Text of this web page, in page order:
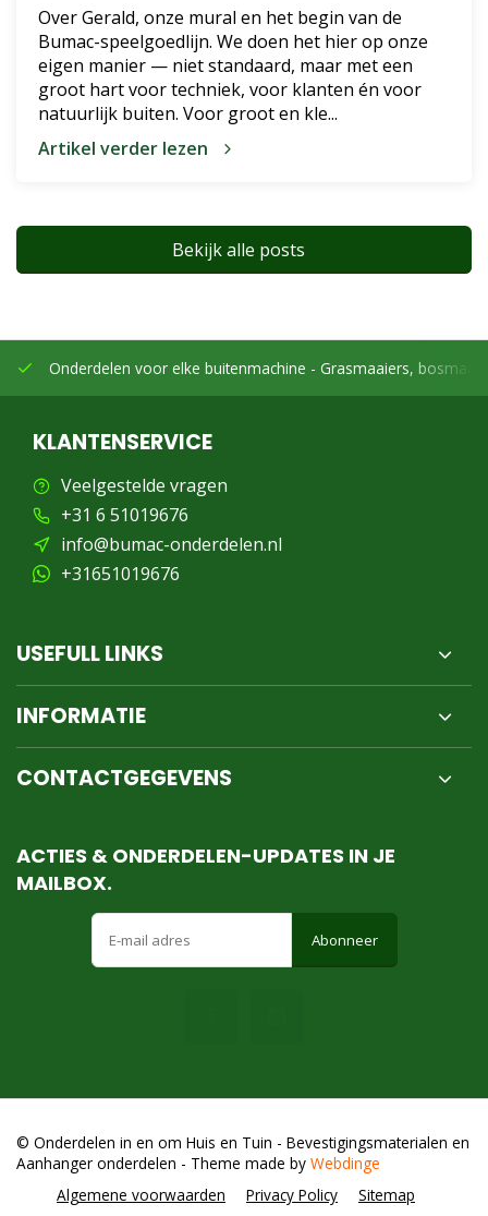
Over Gerald, onze mural en het begin van de
Bumac-speelgoedlijn. We doen het hier op onze
eigen manier — niet standaard, maar met een
groot hart voor techniek, voor klanten én voor
natuurlijk buiten. Voor groot en kle...
Artikel verder lezen
Bekijk alle posts
Onderdelen voor elke buitenmachine - Grasmaaiers,
KLANTENSERVICE
Veelgestelde vragen
+31 6 51019676
info@bumac-onderdelen.nl
+31651019676
USEFULL LINKS
INFORMATIE
CONTACTGEGEVENS
ACTIES & ONDERDELEN-UPDATES IN JE
MAILBOX.
Abonneer
Algemene voorwaarden Privacy Policy Sitemap
© Onderdelen in en om Huis en Tuin - Bevestigingsmaterialen en
Aanhanger onderdelen - Theme made by Webdinge